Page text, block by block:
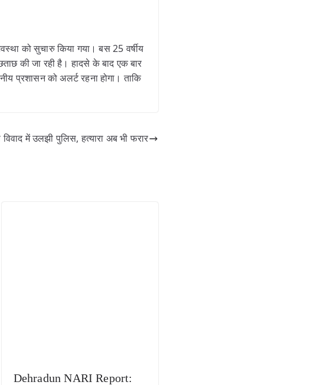
को सुचारु किया गया। बस 25 वर्षीय
की जा रही है। हादसे के बाद एक बार
प्रशासन को अलर्ट रहना होगा। ताकि
में उलझी पुलिस, हत्यारा अब भी फरार
Dehradun NARI Report: